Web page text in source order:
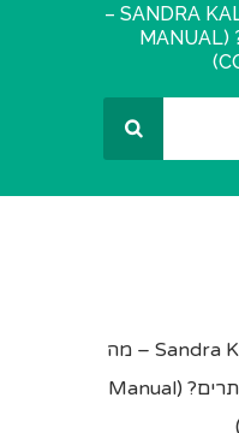
SANDRA KALANDAROV –
מה זה קידום אתרים? (MANUAL
Sandra Kalandarov – מה
זה קידום אתרים? (Manual